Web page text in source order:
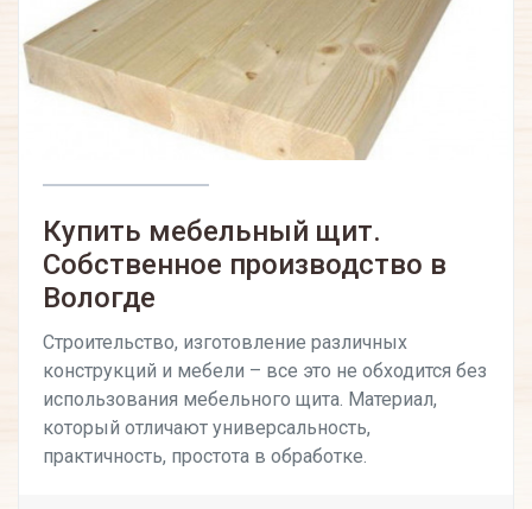
Купить мебельный щит.
Собственное производство в
Вологде
Строительство, изготовление различных
конструкций и мебели – все это не обходится без
использования мебельного щита. Материал,
который отличают универсальность,
практичность, простота в обработке.